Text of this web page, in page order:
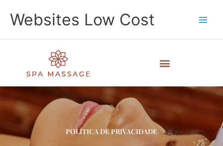
contentWebsites Low Cost
POLÍTICA DE PRIVACIDADE